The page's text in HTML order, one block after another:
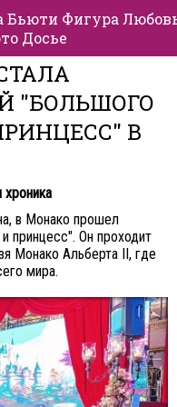
Бьюти Фигура
Досье
"БОЛЬШОГО
В
хроника
в Монако прошел
принцесс". Он проходит
Монако Альберта II, где
мира.